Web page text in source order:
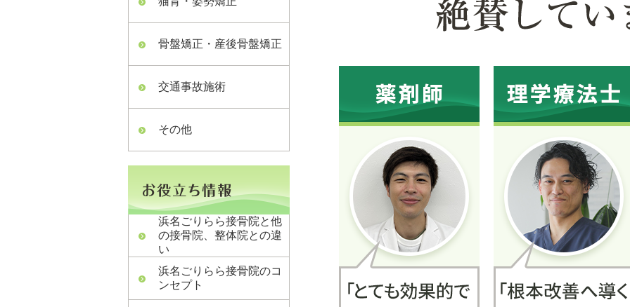
骨盤矯正・産後骨盤矯正
交通事故施術
その他
浜名ごりらら接骨院と他
の接骨院、整体院との違
い
浜名ごりらら接骨院のコ
ンセプト